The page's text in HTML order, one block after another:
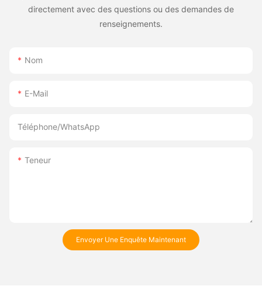
directement avec des questions ou des demandes de
renseignements.
Nom
E-Mail
Téléphone/WhatsApp
Teneur
Envoyer Une Enquête Maintenant